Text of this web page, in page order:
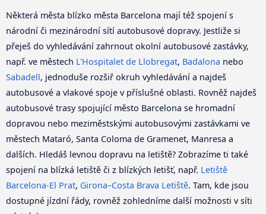
Některá města blízko města Barcelona mají též spojení s
národní či mezinárodní sítí autobusové dopravy. Jestliže si
přeješ do vyhledávání zahrnout okolní autobusové zastávky,
např. ve městech L'Hospitalet de Llobregat, Badalona nebo
Sabadell, jednoduše rozšiř okruh vyhledávání a najdeš
autobusové a vlakové spoje v příslušné oblasti. Rovněž najdeš
autobusové trasy spojující město Barcelona se hromadní
dopravou nebo meziměstskými autobusovými zastávkami ve
městech Mataró, Santa Coloma de Gramenet, Manresa a
dalších. Hledáš levnou dopravu na letiště? Zobrazíme ti také
spojení na blízká letiště či z blízkých letišť, např. Letiště
Barcelona-El Prat, Girona–Costa Brava Letiště. Tam, kde jsou
dostupné jízdní řády, rovněž zohledníme další možnosti v síti